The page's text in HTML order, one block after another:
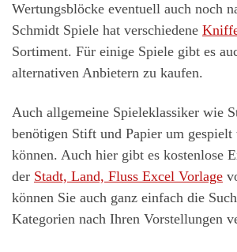
Wertungsblöcke eventuell auch noch
Schmidt Spiele hat verschiedene
Sortiment. Für einige Spiele gibt es
alternativen Anbietern zu kaufen.
Auch allgemeine Spieleklassiker wie
benötigen Stift und Papier um gespielt
können. Auch hier gibt es kostenlose
der Stadt, Land, Fluss Excel Vorlage
können Sie auch ganz einfach die
Kategorien nach Ihren Vorstellungen